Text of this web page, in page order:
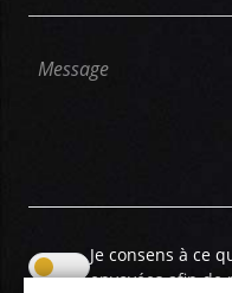
Message
Je consens à ce
envoyées afin